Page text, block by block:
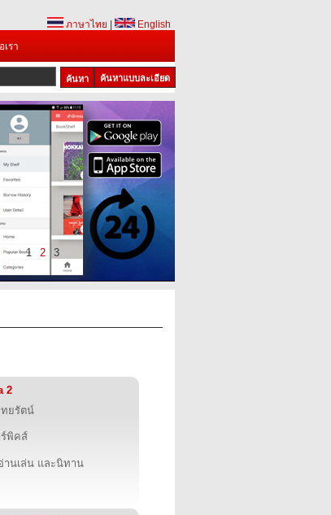
ภาษาไทย
English
รา
ค้นหาแบบละเอียด
1 2 3
2
ทยรัตน์
พิคส์
านเล่น และนิทาน